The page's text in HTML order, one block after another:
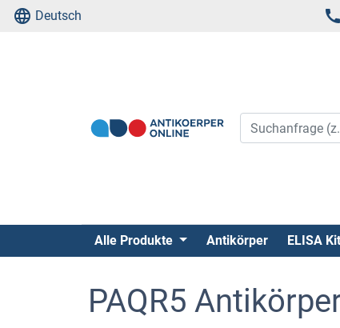
Deutsch
Alle Produkte Antikörper ELISA
PAQR5